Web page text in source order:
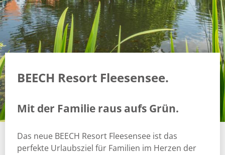
BEECH Resort Fleesensee.
Mit der Familie raus aufs Grün.
Das neue BEECH Resort Fleesensee ist das
perfekte Urlaubsziel für Familien im Herzen der